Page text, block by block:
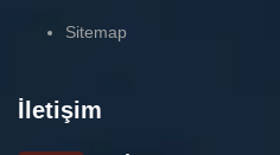
Sitemap
İletişim